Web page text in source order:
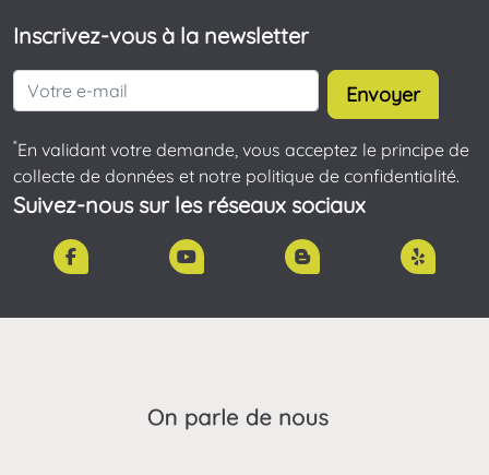
Inscrivez-vous à la newsletter
Envoyer
*En validant votre demande, vous acceptez le principe de
collecte de données et notre politique de confidentialité.
Suivez-nous sur les réseaux sociaux